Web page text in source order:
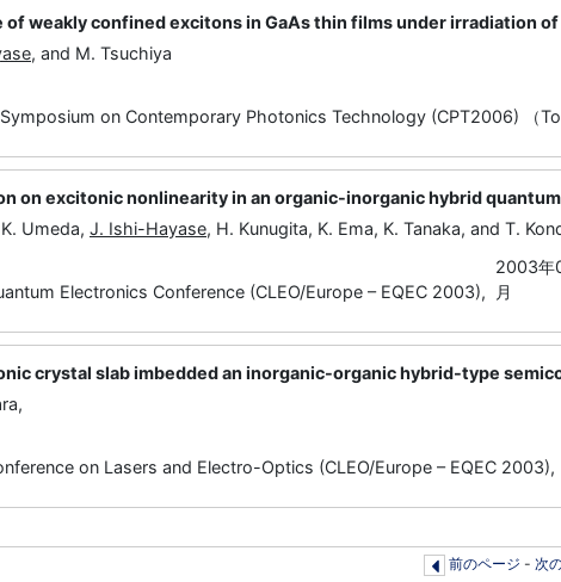
of weakly confined excitons in GaAs thin films under irradiation
, and M. Tsuchiya
on Contemporary Photonics Technology (CPT2006) （
on excitonic nonlinearity in an organic-inorganic hybrid
Umeda, J. Ishi-Hayase, H. Kunugita, K. Ema, K. Tanaka, and T.
Electronics Conference (CLEO/Europe – EQEC 2003),
2003年
月
crystal slab imbedded an inorganic-organic hybrid-type
on Lasers and Electro-Optics (CLEO/Europe – EQEC 2003),
前のページ - 次